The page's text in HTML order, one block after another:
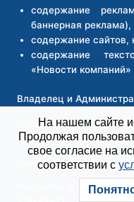
содержание
баннерная реклама),
содержание сайтов,
содержание
«Новости
Владелец и
Общество с
«Новосибирск Медиа»
Доменное имя:main-
Контакты: e-mailmain-
На нашем сайте
Продолжая
свое согласие на
соответствии с